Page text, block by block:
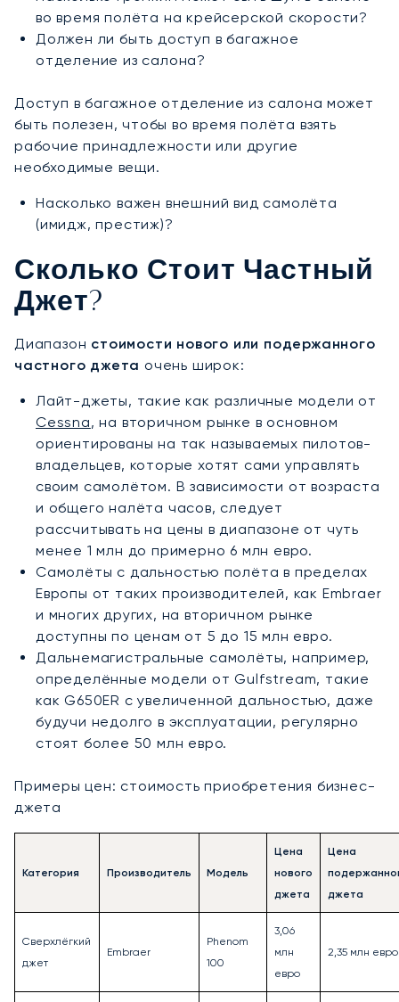
во время полёта на крейсерской скорости?
Должен ли быть доступ в багажное
отделение из салона?
Доступ в багажное отделение из салона может
быть полезен, чтобы во время полёта взять
рабочие принадлежности или другие
необходимые вещи.
Насколько важен внешний вид самолёта
(имидж, престиж)?
Сколько Стоит Частный
Джет?
Диапазон стоимости нового или подержанного
частного джета очень широк:
Лайт-джеты, такие как различные модели от
Cessna, на вторичном рынке в основном
ориентированы на так называемых пилотов-
владельцев, которые хотят сами управлять
своим самолётом. В зависимости от возраста
и общего налёта часов, следует
рассчитывать на цены в диапазоне от чуть
менее 1 млн до примерно 6 млн евро.
Самолёты с дальностью полёта в пределах
Европы от таких производителей, как Embraer
и многих других, на вторичном рынке
доступны по ценам от 5 до 15 млн евро.
Дальнемагистральные самолёты, например,
определённые модели от Gulfstream, такие
как G650ER с увеличенной дальностью, даже
будучи недолго в эксплуатации, регулярно
стоят более 50 млн евро.
Примеры цен: стоимость приобретения бизнес-
джета
Категория Производитель Модель
Цена
нового
джета
Цена
джета
Сверхлёгкий
джет
Embraer
Phenom
100
3,06
млн
евро
2,35 млн евро